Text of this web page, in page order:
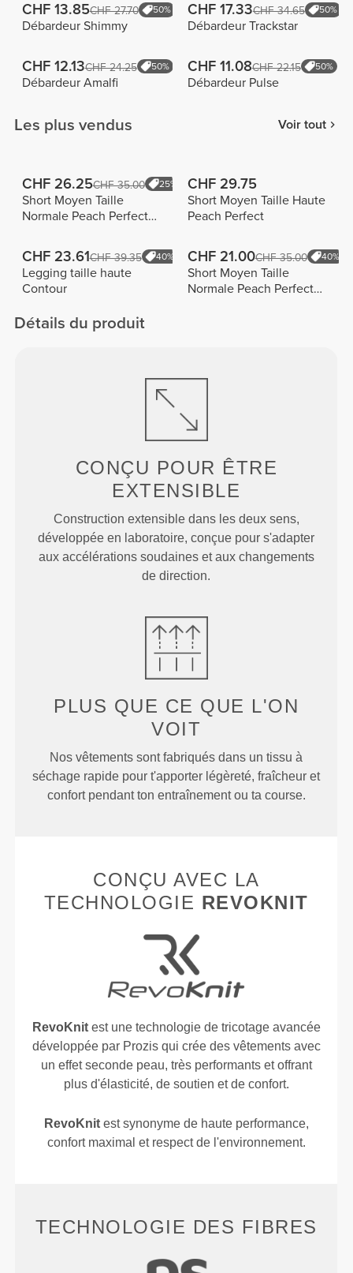
CHF 13.85CHF 27.70 50%
Débardeur Shimmy
CHF 17.33CHF 34.65 50%
Débardeur Trackstar
CHF 12.13CHF 24.25 50%
Débardeur Amalfi
CHF 11.08CHF 22.15 50%
Débardeur Pulse
Les plus vendus Voir tout
CHF 26.25CHF 35.00 25%
Short Moyen Taille
Normale Peach Perfect
CHF 29.75
Short Moyen Taille Haute
Peach Perfect
CHF 23.61CHF 39.35 40%
Legging taille haute
Contour
CHF 21.00CHF 35.00 40%
Short Moyen Taille
Normale Peach Perfect
Détails du produit
CONÇU POUR ÊTRE
EXTENSIBLE
Construction extensible dans les deux sens,
développée en laboratoire, conçue pour s'adapter
aux accélérations soudaines et aux changements
de direction.
PLUS QUE CE QUE L'ON
VOIT
Nos vêtements sont fabriqués dans un tissu à
séchage rapide pour t'apporter légèreté, fraîcheur et
confort pendant ton entraînement ou ta course.
CONÇU AVEC LA
TECHNOLOGIE REVOKNIT
RevoKnitest une technologie de tricotage avancée
développée par Prozis qui crée des vêtements avec
un effet seconde peau, très performants et offrant
plus d'élasticité, de soutien et de confort.
RevoKnitest synonyme de haute performance,
confort maximal et respect de l'environnement.
TECHNOLOGIE DES FIBRES